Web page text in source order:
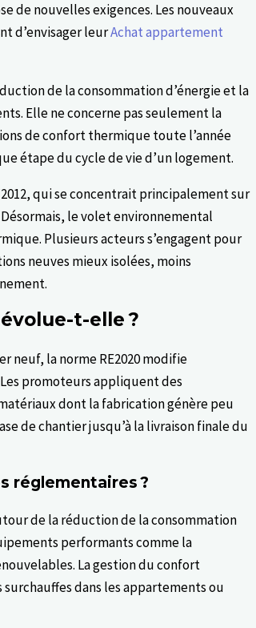
de nouvelles exigences. Les nouveaux
d’envisager leurAchat appartement
de la consommation d’énergie et la
Elle ne concerne pas seulement la
de confort thermique toute l’année
étape du cycle de vie d’un logement.
qui se concentrait principalement sur
le volet environnemental
Plusieurs acteurs s’engagent pour
neuves mieux isolées, moins
t-elle ?
neuf, la norme RE2020 modifie
promoteurs appliquent des
dont la fabrication génère peu
de chantier jusqu’à la livraison finale du
réglementaires ?
de la réduction de la consommation
performants comme la
La gestion du confort
dans les appartements ou